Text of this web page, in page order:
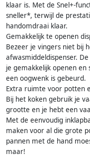
klaar is. Met de Snel+-
sneller*, terwijl de
handomdraai klaar.
Gemakkelijk te openen
Bezeer je vingers niet bij
afwasmiddeldispenser.
je gemakkelijk openen
een oogwenk is gebeurd.
Extra ruimte voor potten
Bij het koken gebruik je
grootte en je hebt een
Met de eenvoudig
maken voor al die grote
pannen met de hand
maar!